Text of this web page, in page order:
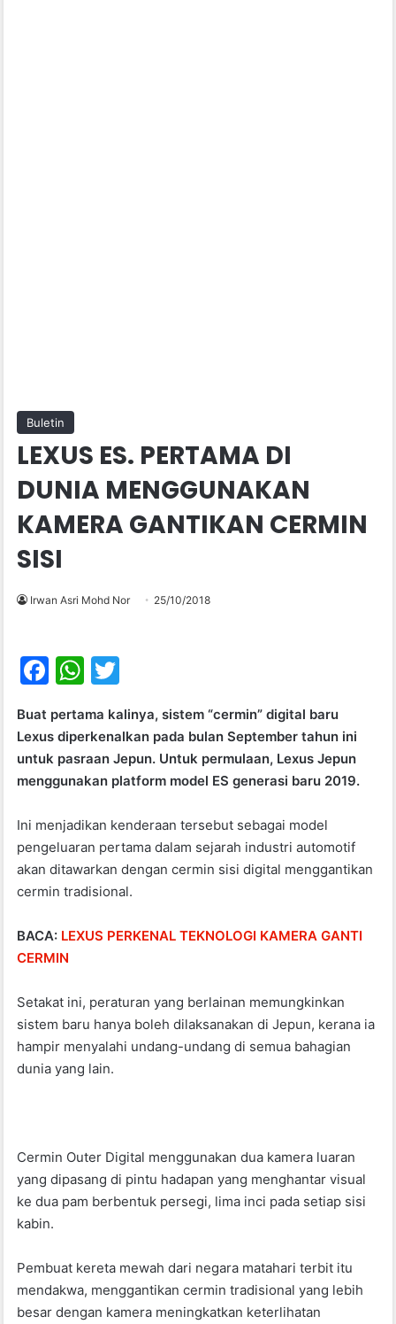
Buletin
LEXUS ES. PERTAMA DI
DUNIA MENGGUNAKAN
KAMERA GANTIKAN CERMIN
SISI
Irwan Asri Mohd Nor 25/10/2018
F
c
e
b
o
o
k
W
at
s
A
p
p
itt
er
Buat pertama kalinya, sistem “cermin” digital baru
Lexus diperkenalkan pada bulan September tahun ini
untuk pasraan Jepun. Untuk permulaan, Lexus Jepun
menggunakan platform model ES generasi baru 2019.
Ini menjadikan kenderaan tersebut sebagai model
pengeluaran pertama dalam sejarah industri automotif
akan ditawarkan dengan cermin sisi digital menggantikan
cermin tradisional.
BACA: LEXUS PERKENAL TEKNOLOGI KAMERA GANTI
CERMIN
Setakat ini, peraturan yang berlainan memungkinkan
sistem baru hanya boleh dilaksanakan di Jepun, kerana ia
hampir menyalahi undang-undang di semua bahagian
dunia yang lain.
Cermin Outer Digital menggunakan dua kamera luaran
yang dipasang di pintu hadapan yang menghantar visual
ke dua pam berbentuk persegi, lima inci pada setiap sisi
kabin.
Pembuat kereta mewah dari negara matahari terbit itu
mendakwa, menggantikan cermin tradisional yang lebih
besar dengan kamera meningkatkan keterlihatan